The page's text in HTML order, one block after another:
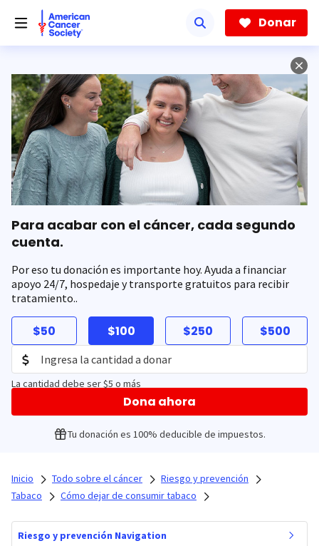
hacia
contenido
Donar
Para acabar con el cáncer, cada segundo
cuenta.
Por eso tu donación es importante hoy. Ayuda a financiar
apoyo 24/7, hospedaje y transporte gratuitos para recibir
tratamiento..
$50 $100 $250 $500
La cantidad debe ser $5 o más
Dona ahora
Tu donación es 100% deducible de impuestos.
Inicio Todo sobre el cáncer
Riesgo y prevención
Tabaco
Cómo dejar de consumir tabaco
Riesgo y prevención Navigation